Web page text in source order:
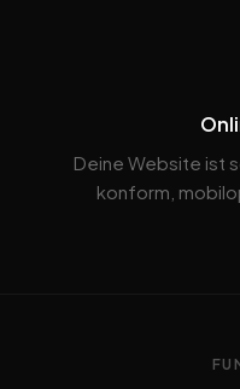
Deine Website ist
konform,